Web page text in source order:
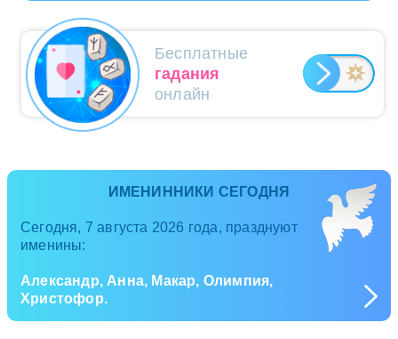
Бесплатные
гадания
онлайн
ИМЕНИННИКИ СЕГОДНЯ
Сегодня, 7 августа 2026 года, празднуют
именины:
Александр, Анна, Макар, Олимпия,
Христофор.